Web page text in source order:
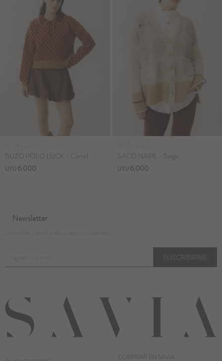
BUZO POLO LUCK - Camel
UYU 6.000
SACO NAIPE - Beige
UYU 6.000
Newsletter
SUSCRIBIRME
COMPRAR EN SAVIA